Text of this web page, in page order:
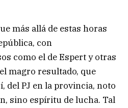
más allá de estas horas
con
como el de Espert y otras
magro resultado, que
del PJ en la provincia, noto
sino espíritu de lucha. Tal